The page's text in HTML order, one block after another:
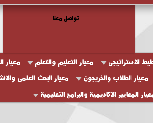
تواصل معنا
الاستراتيجى معيار التعليم والتعلم معيار
معيار الطلاب والخريجون معيار البحث العلمى
المعايير الاكاديمية والبرامج التعليمية